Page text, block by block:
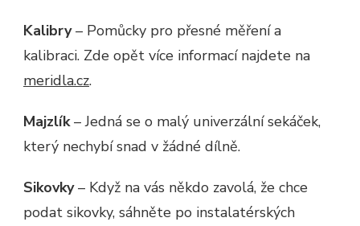
Kalibry– Pomůcky pro přesné měření a
kalibraci. Zde opět více informací najdete na
meridla.cz.
Majzlík– Jedná se o malý univerzální sekáček,
který nechybí snad v žádné dílně.
Sikovky– Když na vás někdo zavolá, že chce
podat sikovky, sáhněte po instalatérských